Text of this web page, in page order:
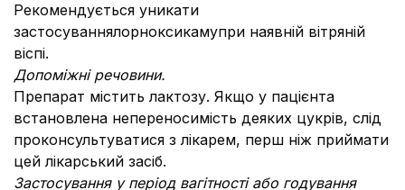
Рекомендується уникати
застосуваннялорноксикамупри наявній вітряній
віспі.
Допоміжні речовини.
Препарат містить лактозу. Якщо у пацієнта
встановлена непереносимість деяких цукрів, слід
проконсультуватися з лікарем, перш ніж приймати
цей лікарський засіб.
Застосування у період вагітності або годування